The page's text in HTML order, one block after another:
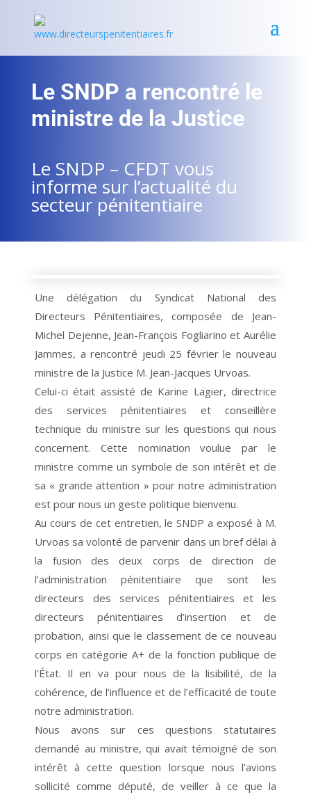
Le SNDP a rencontré le
ministre de la Justice
Le SNDP – CFDT vous
informe sur l’actualité du
secteur pénitentiaire
Une délégation du Syndicat National des
Directeurs Pénitentiaires, composée de Jean-
Michel Dejenne, Jean-François Fogliarino et Aurélie
Jammes, a rencontré jeudi 25 février le nouveau
ministre de la Justice M. Jean-Jacques Urvoas.
Celui-ci était assisté de Karine Lagier, directrice
des services pénitentiaires et conseillère
technique du ministre sur les questions qui nous
concernent. Cette nomination voulue par le
ministre comme un symbole de son intérêt et de
sa « grande attention » pour notre administration
est pour nous un geste politique bienvenu.
Au cours de cet entretien, le SNDP a exposé à M.
Urvoas sa volonté de parvenir dans un bref délai à
la fusion des deux corps de direction de
l’administration pénitentiaire que sont les
directeurs des services pénitentiaires et les
directeurs pénitentiaires d’insertion et de
probation, ainsi que le classement de ce nouveau
corps en catégorie A+ de la fonction publique de
l’État. Il en va pour nous de la lisibilité, de la
cohérence, de l’influence et de l’efficacité de toute
notre administration.
Nous avons sur ces questions statutaires
demandé au ministre, qui avait témoigné de son
intérêt à cette question lorsque nous l’avions
sollicité comme député, de veiller à ce que la